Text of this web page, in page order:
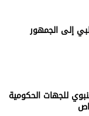
إلى الجمهور
للجهات الحكومية